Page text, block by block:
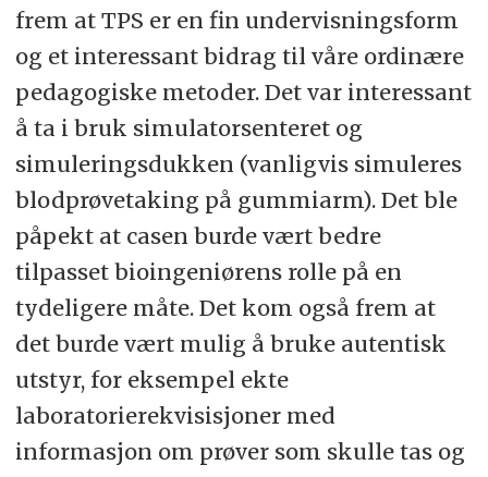
frem at TPS er en fin undervisningsform
og et interessant bidrag til våre ordinære
pedagogiske metoder. Det var interessant
å ta i bruk simulatorsenteret og
simuleringsdukken (vanligvis simuleres
blodprøvetaking på gummiarm). Det ble
påpekt at casen burde vært bedre
tilpasset bioingeniørens rolle på en
tydeligere måte. Det kom også frem at
det burde vært mulig å bruke autentisk
utstyr, for eksempel ekte
laboratorierekvisisjoner med
informasjon om prøver som skulle tas og